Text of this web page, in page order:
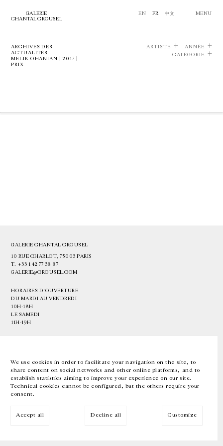
We use cookies in order to facilitate your navigation on the site, to
share content on social networks and other online platforms, and to
establish statistics aiming to improve your experience on our site.
Technical cookies cannot be configured, but the others require your
consent.
Accept all Decline all Customize
GALERIE
CHANTAL CROUSEL
EN FR 中文 MENU
ARCHIVES DES
ACTUALITÉS
MELIK OHANIAN | 2017 |
PRIX
ARTISTE
ANNÉE
CATÉGORIE
GALERIE CHANTAL CROUSEL
10 RUE CHARLOT, 75003 PARIS
T. +33 1 42 77 38 87
GALERIE@CROUSEL.COM
HORAIRES D'OUVERTURE
DU MARDI AU VENDREDI
10H-18H
LE SAMEDI
11H-19H
EN FR 中文 Facebook Instagram
Inscrivez-vous à notre newsletter